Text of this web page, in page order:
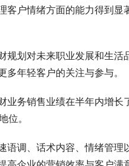
客户情绪方面的能力得到显
规划对未来职业发展和生活
年轻客户的关注与参与。
业务销售业绩在半年内增长
位。
语调、话术内容、情绪管理